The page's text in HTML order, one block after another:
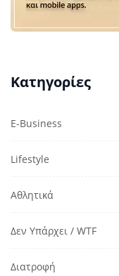
Κατηγορίες
E-Business
Lifestyle
Αθλητικά
Δεν Υπάρχει / WTF
Διατροφή